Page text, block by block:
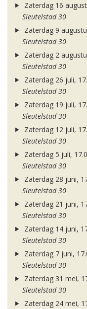
Zaterdag 16
Sleutelstad 30
Zaterdag 9
Sleutelstad 30
Zaterdag 2
Sleutelstad 30
Zaterdag 26 juli,
Sleutelstad 30
Zaterdag 19 juli,
Sleutelstad 30
Zaterdag 12 juli,
Sleutelstad 30
Zaterdag 5 juli,
Sleutelstad 30
Zaterdag 28 juni,
Sleutelstad 30
Zaterdag 21 juni,
Sleutelstad 30
Zaterdag 14 juni,
Sleutelstad 30
Zaterdag 7 juni,
Sleutelstad 30
Zaterdag 31 mei,
Sleutelstad 30
Zaterdag 24 mei,